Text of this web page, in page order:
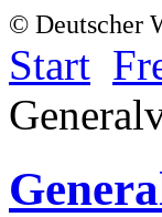
© Deutscher
Start